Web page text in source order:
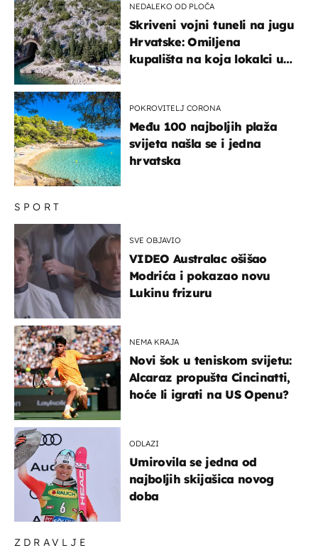
ZDRAVLJE
SPORT
SVE OBJAVIO
VIDEO Australac ošišao
Modrića i pokazao novu
Lukinu frizuru
NEMA KRAJA
Novi šok u teniskom svijetu:
Alcaraz propušta Cincinatti,
hoće li igrati na US Openu?
ODLAZI
Umirovila se jedna od
najboljih skijašica novog
doba
NEDALEKO OD PLOČA
Skriveni vojni tuneli na jugu
Hrvatske: Omiljena
kupališta na koja lokalci u
POKROVITELJ CORONA
Među 100 najboljih plaža
svijeta našla se i jedna
hrvatska